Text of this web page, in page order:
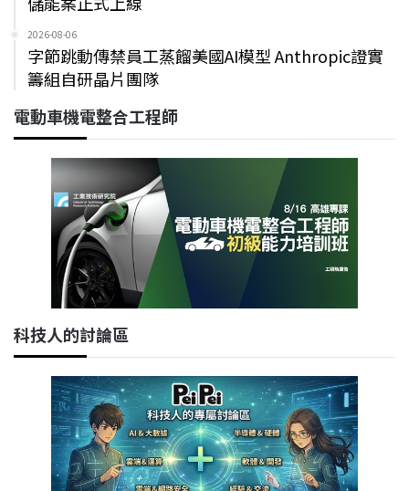
2026-08-06
字節跳動傳禁員工蒸餾美國AI模型 Anthropic證實
籌組自研晶片團隊
電動車機電整合工程師
科技人的討論區